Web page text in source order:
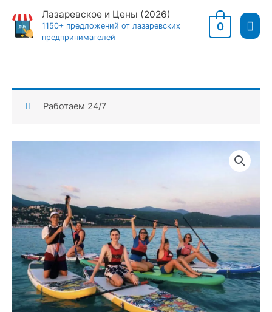
содержимому
Лазаревское и Цены (2026)
1150+ предложений от лазаревских
предпринимателей
0
Работаем 24/7